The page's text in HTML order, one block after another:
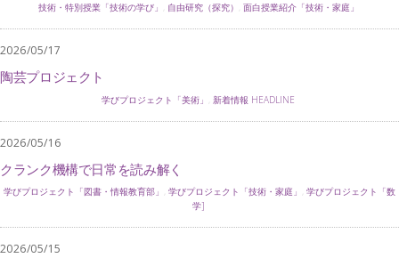
技術・特別授業「技術の学び」 自由研究（探究） 面白授業紹介「技術・家庭」
2026/05/17
陶芸プロジェクト
学びプロジェクト「美術」 新着情報 HEADLINE
2026/05/16
クランク機構で日常を読み解く
学びプロジェクト「図書・情報教育部」 学びプロジェクト「技術・家庭」
学びプロジェクト「数
学]
2026/05/15